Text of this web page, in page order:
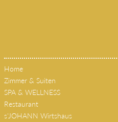
Home
Zimmer & Suiten
SPA & WELLNESS